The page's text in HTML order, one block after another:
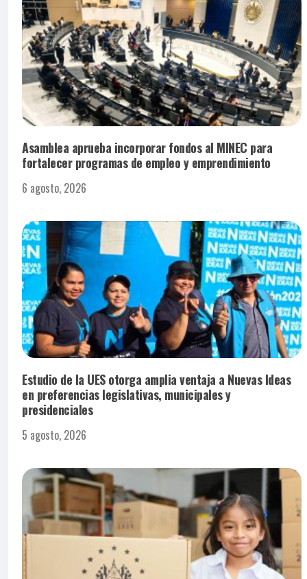
Asamblea aprueba incorporar fondos al MINEC para
fortalecer programas de empleo y emprendimiento
6 agosto, 2026
Estudio de la UES otorga amplia ventaja a Nuevas Ideas
en preferencias legislativas, municipales y
presidenciales
5 agosto, 2026